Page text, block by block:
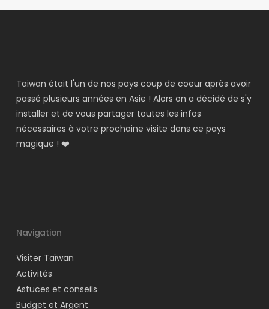
Taiwan était l'un de nos pays coup de coeur après avoir
passé plusieurs années en Asie ! Alors on a décidé de s'y
installer et de vous partager toutes les infos
nécessaires à votre prochaine visite dans ce pays
magique ! ❤️
Navigation
Visiter Taïwan
Activités
Astuces et conseils
Budget et Argent